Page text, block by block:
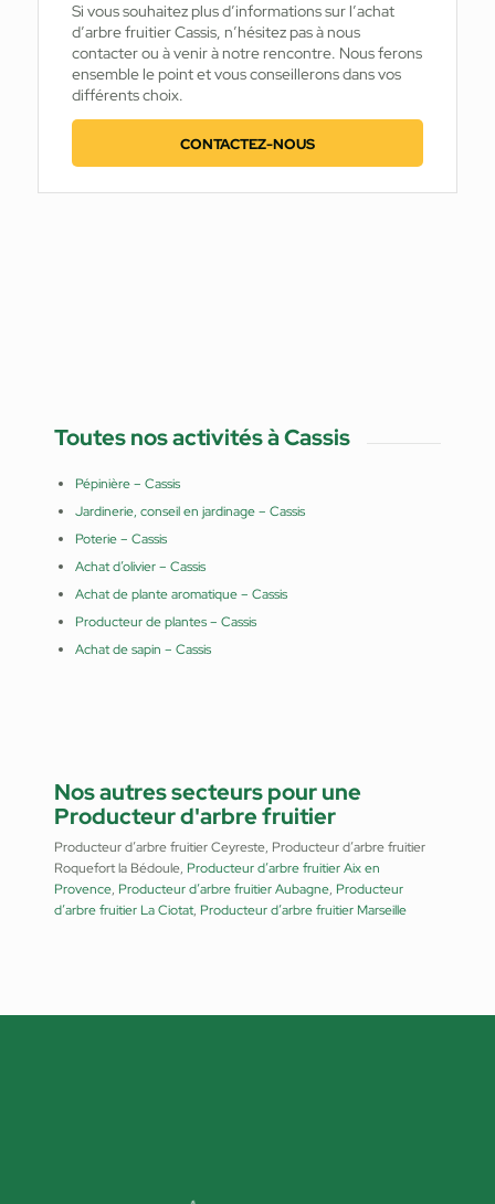
Si vous souhaitez plus d’informations sur l’achat
d’arbre fruitier Cassis, n’hésitez pas à nous
contacter ou à venir à notre rencontre. Nous ferons
ensemble le point et vous conseillerons dans vos
différents choix.
CONTACTEZ-NOUS
Toutes nos activités à Cassis
Pépinière – Cassis
Jardinerie, conseil en jardinage – Cassis
Poterie – Cassis
Achat d’olivier – Cassis
Achat de plante aromatique – Cassis
Producteur de plantes – Cassis
Achat de sapin – Cassis
Nos autres secteurs pour une
Producteur d'arbre fruitier
Producteur d’arbre fruitier Ceyreste, Producteur d’arbre fruitier
Roquefort la Bédoule, Producteur d’arbre fruitier Aix en
Provence, Producteur d’arbre fruitier Aubagne, Producteur
d’arbre fruitier La Ciotat, Producteur d’arbre fruitier Marseille